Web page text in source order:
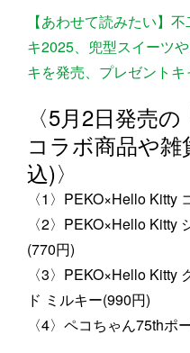
【あわせて読みたい】
キ2025、兜型スイーツ
キを発売、プレゼント
〈5月2日発売
コラボ商品や
込)〉
〈1〉PEKO×Hello Kitty
〈2〉PEKO×Hello Kitty
(770円)
〈3〉PEKO×Hello Kitty
ド ミルキー(990円)
〈4〉ペコちゃん75thポ